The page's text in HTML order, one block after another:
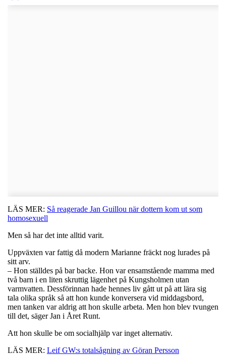
LÄS MER: Så reagerade Jan Guillou när dottern kom ut som
homosexuell
Men så har det inte alltid varit.
Uppväxten var fattig då modern Marianne fräckt nog lurades på
sitt arv.
– Hon ställdes på bar backe. Hon var ensamstående mamma med
två barn i en liten skruttig lägenhet på Kungsholmen utan
varmvatten. Dessförinnan hade hennes liv gått ut på att lära sig
tala olika språk så att hon kunde konversera vid middagsbord,
men tanken var aldrig att hon skulle arbeta. Men hon blev tvungen
till det, säger Jan i Året Runt.
Att hon skulle be om socialhjälp var inget alternativ.
LÄS MER: Leif GW:s totalsågning av Göran Persson